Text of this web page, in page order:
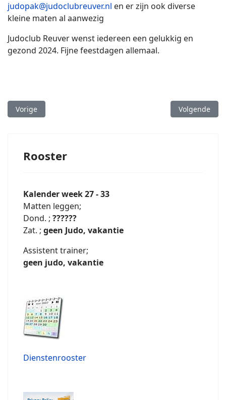
judopak@judoclubreuver.nl en er zijn ook diverse
kleine maten al aanwezig
Judoclub Reuver wenst iedereen een gelukkig en
gezond 2024. Fijne feestdagen allemaal.
Vorig artikel: Kan Geiko 2024
Vorige Volgende
Volgende
Rooster
Kalender week 27 - 33
Matten leggen;
Dond. ; ??????
Zat. ; geen Judo, vakantie
Assistent trainer;
geen judo, vakantie
Dienstenrooster